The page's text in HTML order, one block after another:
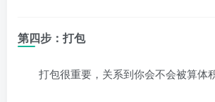
第四步：打包
打包很重要，关系到你会不会被算体积